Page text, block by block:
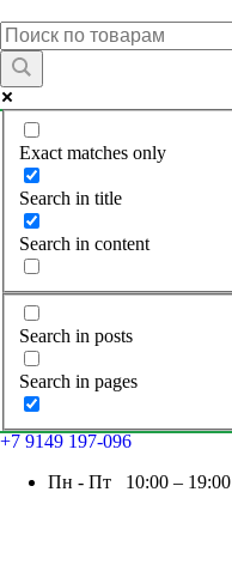
Exact matches only
Search in title
Search in content
Search in posts
Search in pages
+7 9149 197-096
Пн - Пт 10:00 – 19:00